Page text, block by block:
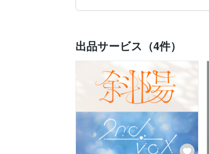
ご不明な点やご要望がございました
・CD/配信ジャケット・バナー
【使用可能ソフト】
・illustrator・photoshop・XD・figma
◎制作物は、制作実績として掲載させ
非公開をご希望の場合はお知らせくだ
出品サービス（4件）